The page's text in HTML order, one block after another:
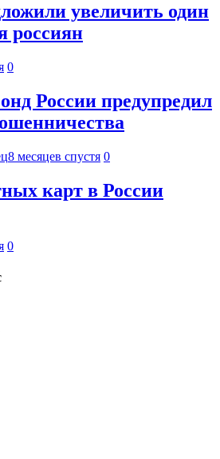
увеличить один
россиян
0
России предупредил
8 месяцев спустя 0
карт в России
0